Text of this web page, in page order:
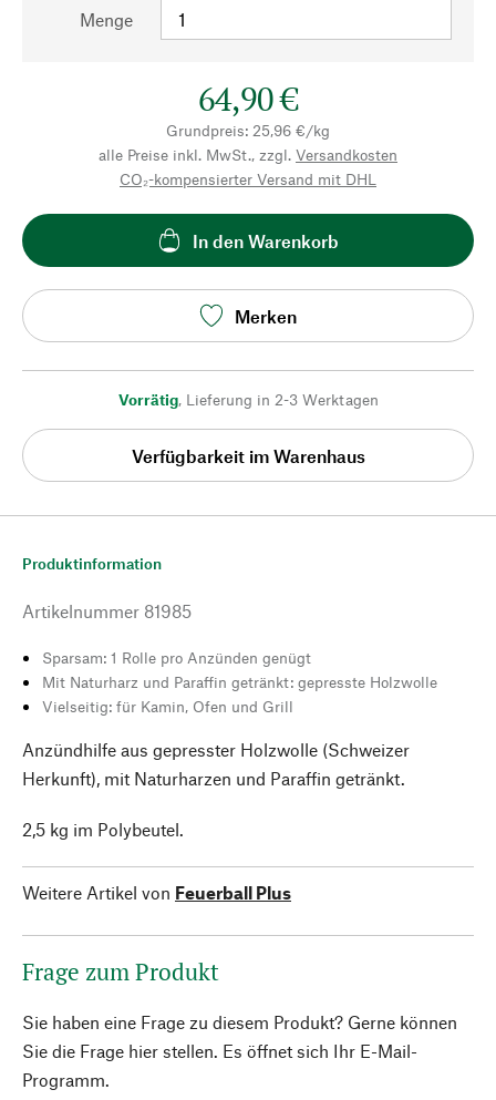
Menge
64,90 €
Grundpreis: 25,96 €/kg
alle Preise inkl. MwSt., zzgl. Versandkosten
CO₂-kompensierter Versand mit DHL
In den Warenkorb
Merken
Vorrätig, Lieferung in 2-3 Werktagen
Verfügbarkeit im Warenhaus
Produktinformation
Artikelnummer 81985
Sparsam: 1 Rolle pro Anzünden genügt
Mit Naturharz und Paraffin getränkt: gepresste Holzwolle
Vielseitig: für Kamin, Ofen und Grill
Anzündhilfe aus gepresster Holzwolle (Schweizer
Herkunft), mit Naturharzen und Paraffin getränkt.
2,5 kg im Polybeutel.
Weitere Artikel von Feuerball Plus
Frage zum Produkt
Sie haben eine Frage zu diesem Produkt? Gerne können
Sie die Frage hier stellen. Es öffnet sich Ihr E-Mail-
Programm.